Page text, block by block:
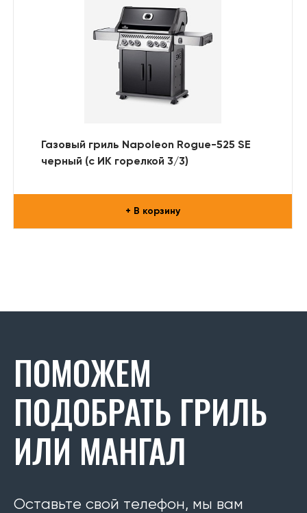
Газовый гриль Napoleon Rogue-525 SE
черный (с ИК горелкой 3/3)
+ В корзину
ПОМОЖЕМ
ПОДОБРАТЬ ГРИЛЬ
ИЛИ МАНГАЛ
Оставьте свой телефон, мы вам